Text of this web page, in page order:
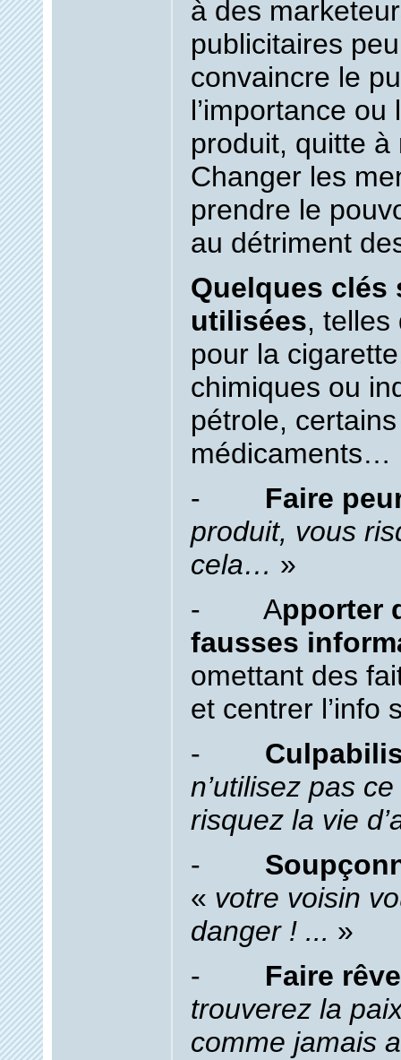
à des
publicitaires
convaincre le
l’importance ou
produit, quitte à
Changer les
prendre le
au détriment
Quelques clés
utilisées, telles
pour la
chimiques ou
pétrole, certains
médicaments…
- Faire
produit, vous
cela… »
- Apporter
fausses
omettant des
et centrer l’info
-
n’utilisez pas
risquez la vie
-
« votre voisin
danger ! ... »
- Faire
trouverez la
comme jamais